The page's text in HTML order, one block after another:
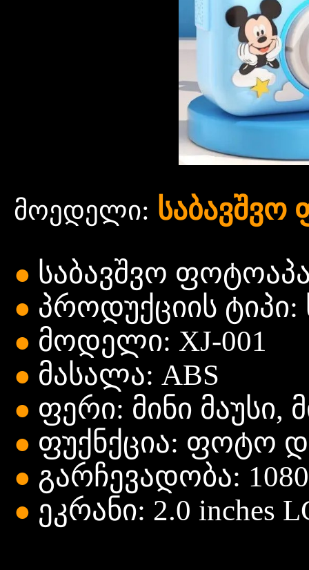
მოედელი: საბავშვო
● საბავშვო
● პროდუქციის ტიპი:
● მოდელი: XJ-001
● მასალა: ABS
● ფერი: მინი მაუსი,
● ფუქნქცია: ფოტო
● გარჩევადობა:
● ეკრანი: 2.0 inches